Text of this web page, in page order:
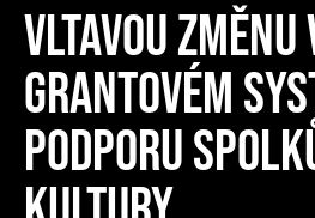
VLTAVOU ZMĚNU
GRANTOVÉM
PODPORU